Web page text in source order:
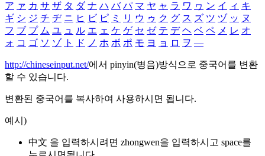
ア ァ カ サ ザ タ ダ ナ ハ バ パ マ ヤ ャ ラ ワ ヮ ン イ ィ キ
ギ シ ジ チ ヂ ニ ヒ ビ ピ ミ リ ウ ゥ ク グ ス ズ ツ ヅ ッ ヌ
フ ブ プ ム ユ ュ ル エ ェ ケ ゲ セ ゼ テ デ ヘ ベ ペ メ レ オ
ォ コ ゴ ソ ゾ ト ド ノ ホ ボ ポ モ ヨ ョ ロ ヲ ―
http://chineseinput.net/에서 pinyin(병음)방식으로 중국어를 변환
할 수 있습니다.
변환된 중국어를 복사하여 사용하시면 됩니다.
예시)
中文 을 입력하시려면 zhongwen을 입력하시고 space를